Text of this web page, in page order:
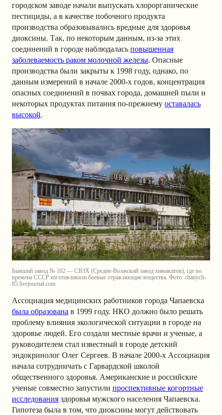
городском заводе начали выпускать хлорорганические
пестициды, а в качестве побочного продукта
производства образовывались вредные для здоровья
диоксины. Так, по некоторым данным, из-за этих
соединений в городе наблюдалась повышенная
заболеваемость раком молочной железы. Опасные
производства были закрыты к 1998 году, однако, по
данным измерений в начале 2000-х годов, концентрация
опасных соединений в почвах города, домашней пыли и
некоторых продуктах питания по-прежнему оставалась
высокой.
Бывший завод № 102 — СВЗХ (Средне-Волжский завод химикатов), где во
времена СССР изготавливали боевые отравляющие вещества. Фото: chanych-
85.livejournal.com
Ассоциация медицинских работников города Чапаевска
была образована в 1999 году. НКО должно было решать
проблему влияния экологической ситуации в городе на
здоровье людей. Его создали местные врачи и ученые, а
руководителем стал известный в городе детский
эндокринолог Олег Сергеев. В начале 2000-х Ассоциация
начала сотрудничать с Гарвардской школой
общественного здоровья. Американские и российские
ученые совместно запустили проспективные когортные
исследования здоровья мужского населения Чапаевска.
Гипотеза была в том, что диоксины могут действовать